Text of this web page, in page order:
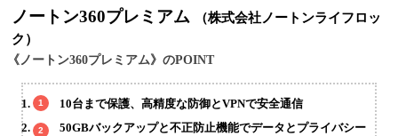
ノートン360プレミアム
（株式会社ノートンライフロッ
ク）
《ノートン360プレミアム》のPOINT
10台まで保護、高精度な防御とVPNで安全通信
50GBバックアップと不正防止機能でデータとプライバシー